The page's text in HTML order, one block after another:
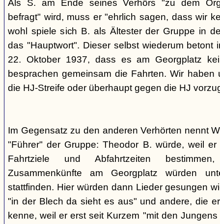
Als S. am Ende seines Verhörs "zu dem
befragt" wird, muss er "ehrlich sagen, dass wir
wohl spiele sich B. als Ältester der Gruppe in
das "Hauptwort". Dieser selbst wiederum betont
22. Oktober 1937, dass es am Georgplatz
besprachen gemeinsam die Fahrten. Wir
die HJ-Streife oder überhaupt gegen die HJ
Im Gegensatz zu den anderen Verhörten nennt
"Führer" der Gruppe: Theodor B. würde, weil
Fahrtziele und Abfahrtzeiten
Zusammenkünfte am Georgplatz würden
stattfinden. Hier würden dann Lieder gesungen
"in der Blech da sieht es aus" und andere, die
kenne, weil er erst seit Kurzem "mit den